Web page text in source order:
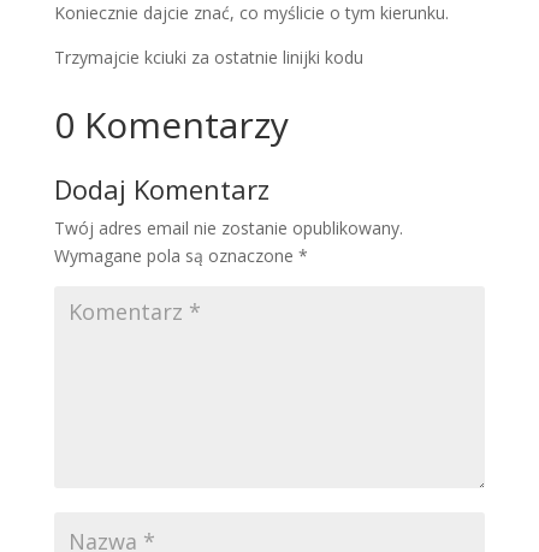
Koniecznie dajcie znać, co myślicie o tym kierunku.
Trzymajcie kciuki za ostatnie linijki kodu
0 Komentarzy
Dodaj Komentarz
Twój adres email nie zostanie opublikowany.
Wymagane pola są oznaczone *